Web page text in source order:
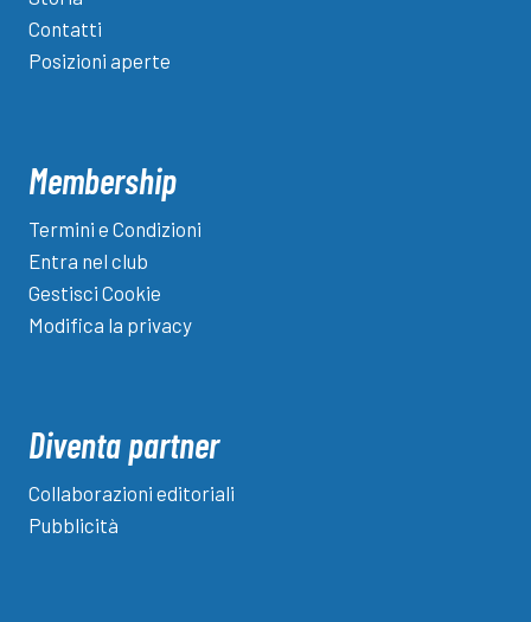
Contatti
Posizioni aperte
Membership
Termini e Condizioni
Entra nel club
Gestisci Cookie
Modifica la privacy
Diventa partner
Collaborazioni editoriali
Pubblicità